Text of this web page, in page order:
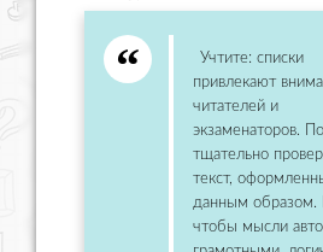
Учтите: списки
привлекают
читателей и
экзаменаторов.
тщательно
текст,
данным образом.
чтобы мысли